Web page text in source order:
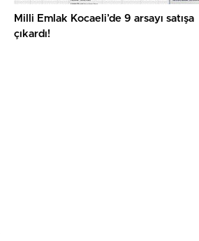
Milli Emlak Kocaeli’de 9 arsayı satışa
çıkardı!